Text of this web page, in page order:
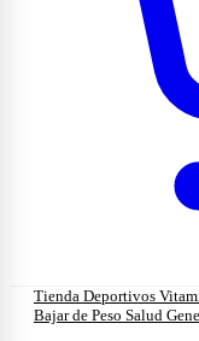
Tienda Deportivos
Bajar de Peso Salud